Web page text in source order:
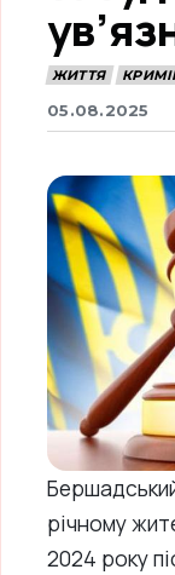
ЖИТТЯ
05.08.2025
річному
2024 року